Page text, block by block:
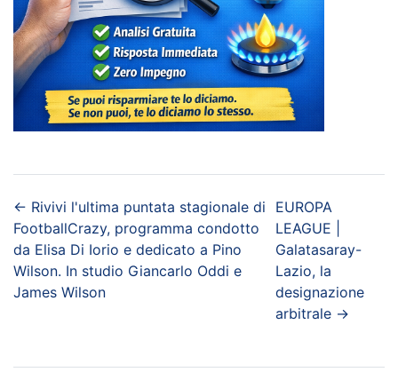
← Rivivi l'ultima puntata stagionale di
FootballCrazy, programma condotto
da Elisa Di Iorio e dedicato a Pino
Wilson. In studio Giancarlo Oddi e
James Wilson
EUROPA
LEAGUE |
Galatasaray-
Lazio, la
designazione
arbitrale→